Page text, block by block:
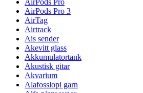
AirPods Pro
AirPods Pro 3
AirTag
Airtrack
Ais sender
Akevitt glass
Akkumulatortank
Akustisk gitar
Akvarium
Alafosslopi garn